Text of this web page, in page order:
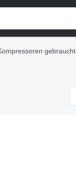
gebraucht